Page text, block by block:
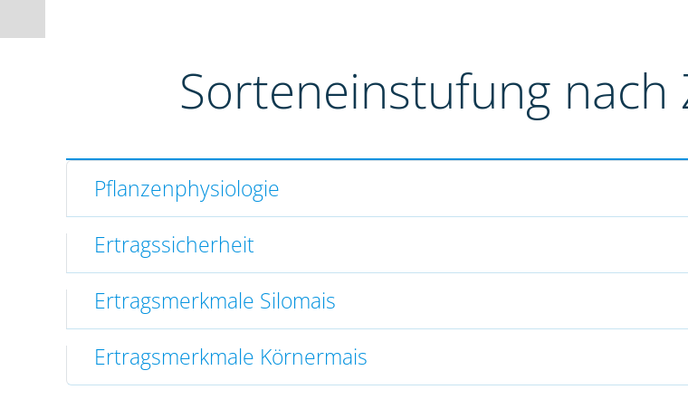
Sorteneinstufung nach
Pflanzenphysiologie
Ertragssicherheit
Ertragsmerkmale Silomais
Ertragsmerkmale Körnermais